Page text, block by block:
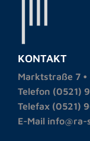
KONTAKT
Marktstraße 7
Telefon (0521)
Telefax (0521)
E-Mail